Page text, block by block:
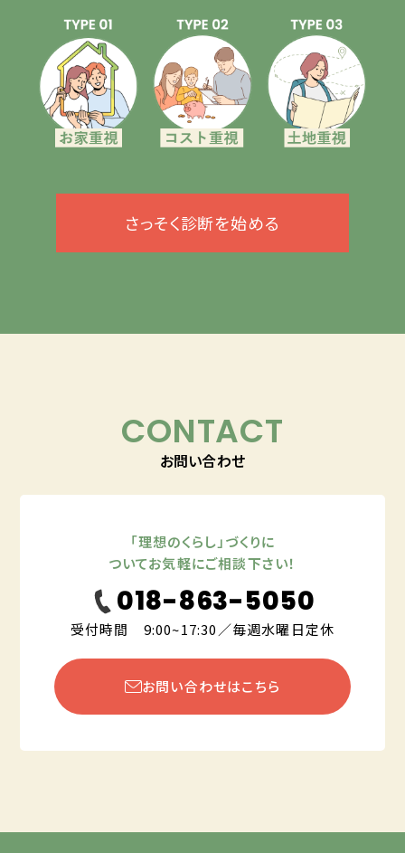
さっそく診断を始める
CONTACT
お問い合わせ
「理想のくらし」づくりに
ついてお気軽にご相談下さい！
018-863-5050
受付時間 9:00~17:30／毎週水曜日定休
お問い合わせはこちら